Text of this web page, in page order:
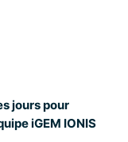
jours pour
iGEM IONIS